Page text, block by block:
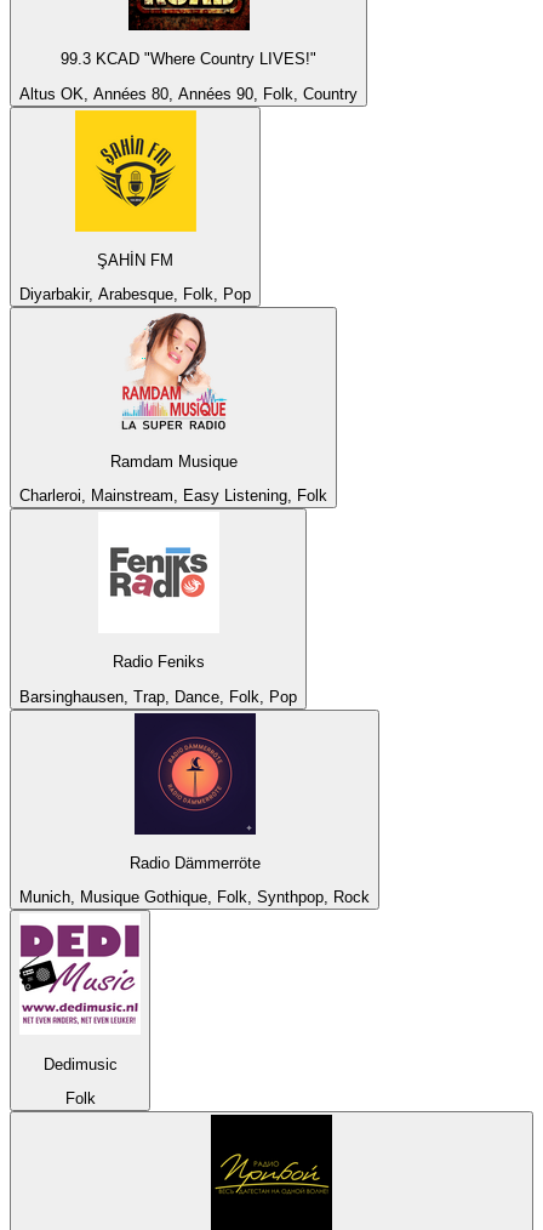
99.3 KCAD "Where Country LIVES!"
Altus OK, Années 80, Années 90, Folk, Country
ŞAHİN FM
Diyarbakir, Arabesque, Folk, Pop
Ramdam Musique
Charleroi, Mainstream, Easy Listening, Folk
Radio Feniks
Barsinghausen, Trap, Dance, Folk, Pop
Radio Dämmerröte
Munich, Musique Gothique, Folk, Synthpop, Rock
Dedimusic
Folk